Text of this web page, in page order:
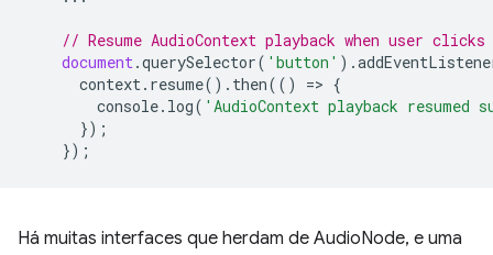
// Resume AudioContext playback when user
document.querySelector( 'button' ).
context. resume(). then(() => {
console. log( 'AudioContext playback resumed
});
});
Há muitas interfaces que herdam de AudioNode, e uma